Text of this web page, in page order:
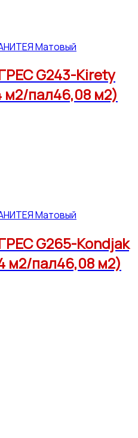
Матовый
G243-Kirety
м2/пал46,08 м2)
Матовый
G265-Kondjak
м2/пал46,08 м2)